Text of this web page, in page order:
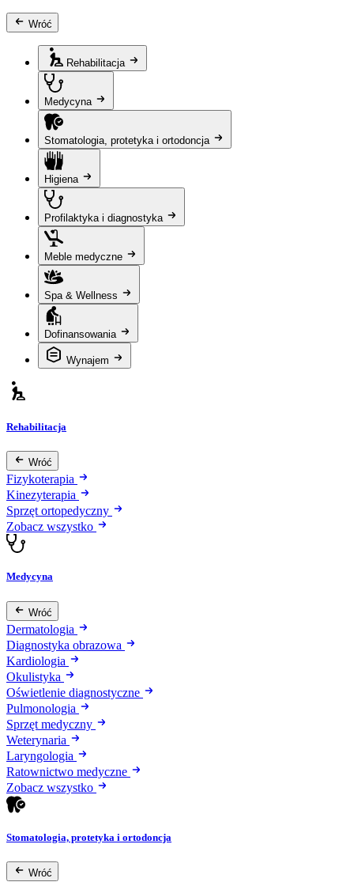
Wróć
Rehabilitacja
Medycyna
Stomatologia, protetyka i ortodoncja
Higiena
Profilaktyka i diagnostyka
Meble medyczne
Spa & Wellness
Dofinansowania
Wynajem
Rehabilitacja
Wróć
Fizykoterapia
Kinezyterapia
Sprzęt ortopedyczny
Zobacz wszystko
Medycyna
Wróć
Dermatologia
Diagnostyka obrazowa
Kardiologia
Okulistyka
Oświetlenie diagnostyczne
Pulmonologia
Sprzęt medyczny
Weterynaria
Laryngologia
Ratownictwo medyczne
Zobacz wszystko
Stomatologia, protetyka i ortodoncja
Wróć